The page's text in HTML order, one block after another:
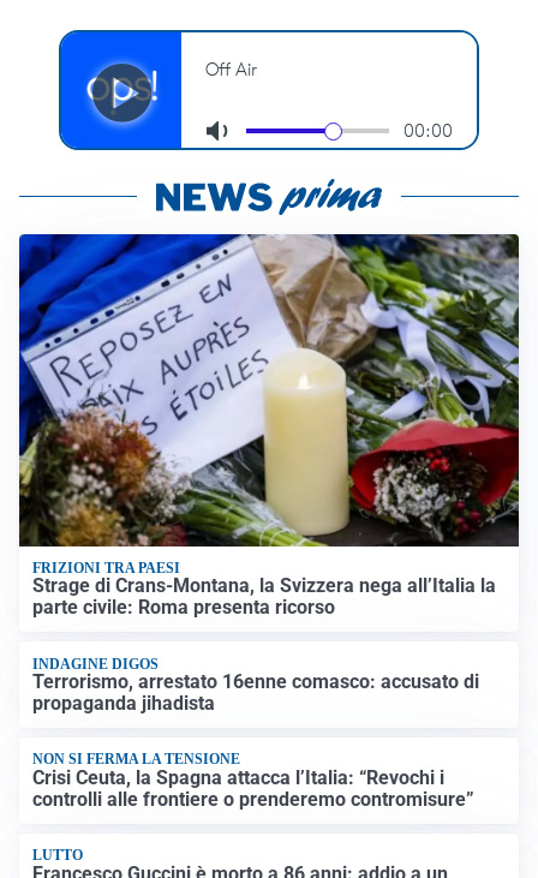
FRIZIONI TRA PAESI
Strage di Crans-Montana, la Svizzera nega all’Italia la
parte civile: Roma presenta ricorso
INDAGINE DIGOS
Terrorismo, arrestato 16enne comasco: accusato di
propaganda jihadista
NON SI FERMA LA TENSIONE
Crisi Ceuta, la Spagna attacca l’Italia: “Revochi i
controlli alle frontiere o prenderemo contromisure”
LUTTO
Francesco Guccini è morto a 86 anni: addio a un